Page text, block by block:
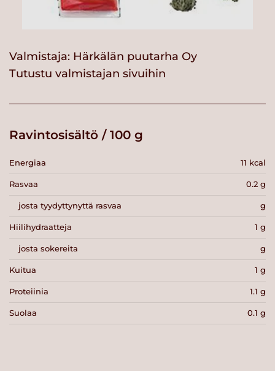
Valmistaja: Härkälän puutarha Oy
Tutustu valmistajan sivuihin
Ravintosisältö / 100 g
Energiaa 11 kcal
Rasvaa 0.2 g
josta tyydyttynyttä rasvaa g
Hiilihydraatteja 1 g
josta sokereita g
Kuitua 1 g
Proteiinia 1.1 g
Suolaa 0.1 g